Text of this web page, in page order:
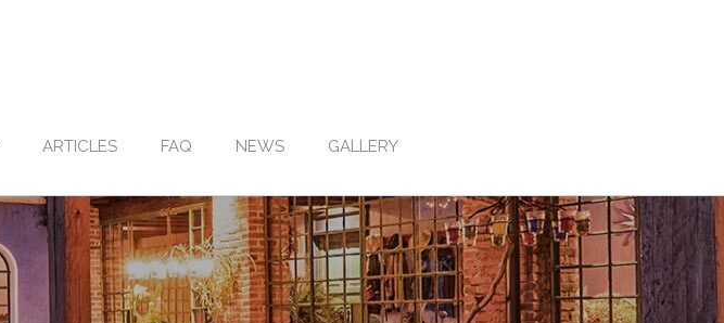
ARTICLES FAQ NEWS GALLERY